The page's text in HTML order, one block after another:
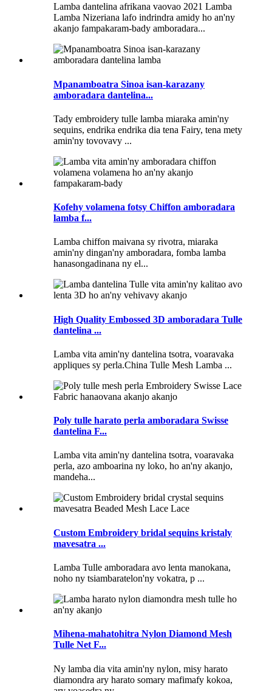
Lamba dantelina afrikana vaovao 2021 Lamba
Lamba Nizeriana lafo indrindra amidy ho an'ny
akanjo fampakaram-bady amboradara...
Mpanamboatra Sinoa isan-karazany
amboradara dantelina...
Tady embroidery tulle lamba miaraka amin'ny
sequins, endrika endrika dia tena Fairy, tena mety
amin'ny tovovavy ...
Kofehy volamena fotsy Chiffon amboradara
lamba f...
Lamba chiffon maivana sy rivotra, miaraka
amin'ny dingan'ny amboradara, fomba lamba
hanasongadinana ny el...
High Quality Embossed 3D amboradara Tulle
dantelina ...
Lamba vita amin'ny dantelina tsotra, voaravaka
appliques sy perla.China Tulle Mesh Lamba ...
Poly tulle harato perla amboradara Swisse
dantelina F...
Lamba vita amin'ny dantelina tsotra, voaravaka
perla, azo amboarina ny loko, ho an'ny akanjo,
mandeha...
Custom Embroidery bridal sequins kristaly
mavesatra ...
Lamba Tulle amboradara avo lenta manokana,
noho ny tsiambaratelon'ny vokatra, p ...
Mihena-mahatohitra Nylon Diamond Mesh
Tulle Net F...
Ny lamba dia vita amin'ny nylon, misy harato
diamondra ary harato somary mafimafy kokoa,